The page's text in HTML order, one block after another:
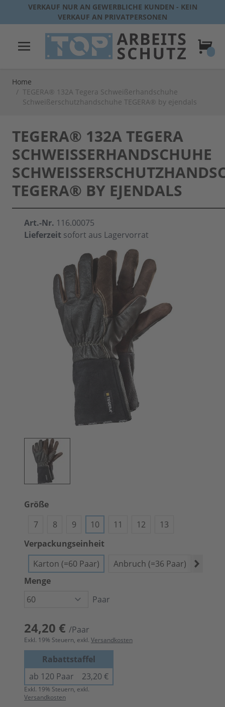
Direkt zum Inhalt
VERKAUF NUR AN GEWERBLICHE KUNDEN - KEIN
VERKAUF AN PRIVATPERSONEN
Home
/ TEGERA® 132A Tegera Schweißerhandschuhe
Schweißerschutzhandschuhe TEGERA® by ejendals
TEGERA® 132A TEGERA
SCHWEISSERHANDSCHUHE S
GERA® BY EJENDALS
Art.-Nr. 116.00075
Lieferzeit sofort aus Lagervorrat
Größe
7
8 9 10 11 12
13
Verpackungseinheit
Karton (=60 Paar)
Anbruch (=36 Paar)
Menge
Paar
24,20 € /Paar
Exkl. 19% Steuern, exkl. Versandkosten
Rabattstaffel
ab 120 Paar
23,20 €
Exkl. 19% Steuern, exkl.
Versandkosten